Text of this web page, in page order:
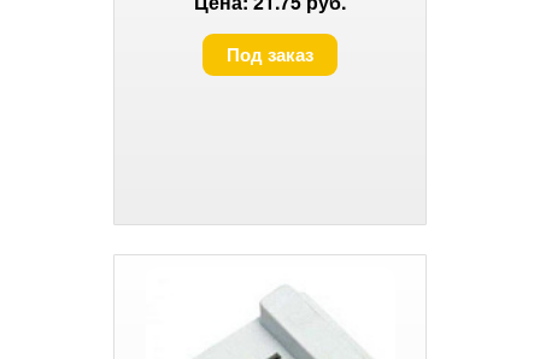
Под заказ